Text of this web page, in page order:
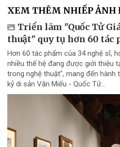
XEM THÊM NHIẾP ẢNH
Triển lãm "Quốc Tử
thuật" quy tụ hơn 60 tác
Hơn 60 tác phẩm của 34 nghệ sĩ,
nhiều thế hệ đang được giới thiệu
trong nghệ thuật", mang đến hành
kỷ di sản Văn Miếu - Quốc Tử...